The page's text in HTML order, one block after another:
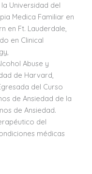
Universidad del
Medica Familiar en
en Ft. Lauderdale,
en Clinical
Abuse y
de Harvard,
del Curso
de Ansiedad de la
de Ansiedad.
del
médicas